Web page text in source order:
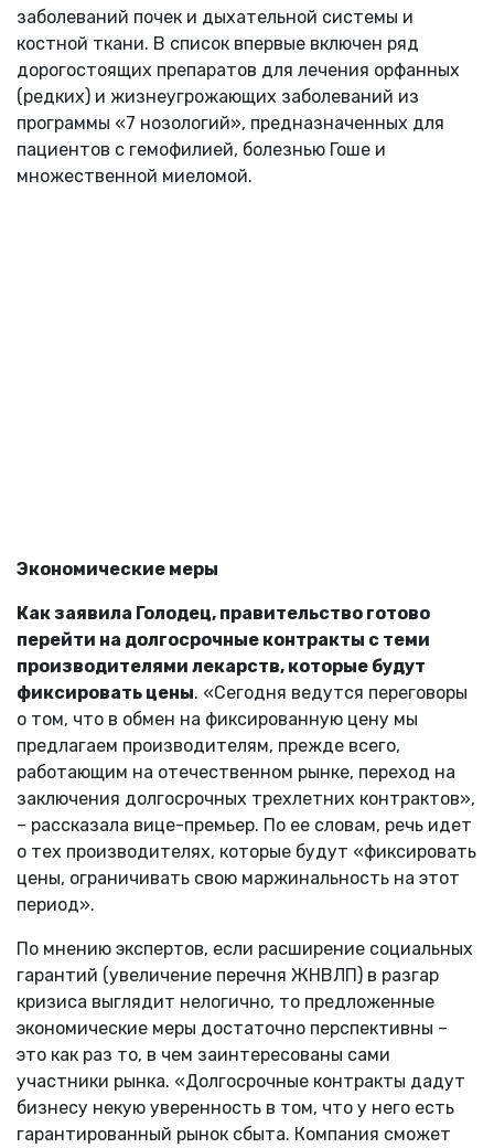
заболеваний почек и дыхательной системы и
костной ткани. В список впервые включен ряд
дорогостоящих препаратов для лечения орфанных
(редких) и жизнеугрожающих заболеваний из
программы «7 нозологий», предназначенных для
пациентов с гемофилией, болезнью Гоше и
множественной миеломой.
Экономические меры
Как заявила Голодец, правительство готово
перейти на долгосрочные контракты с теми
производителями лекарств, которые будут
фиксировать цены. «Сегодня ведутся переговоры
о том, что в обмен на фиксированную цену мы
предлагаем производителям, прежде всего,
работающим на отечественном рынке, переход на
заключения долгосрочных трехлетних контрактов»,
– рассказала вице-премьер. По ее словам, речь идет
о тех производителях, которые будут «фиксировать
цены, ограничивать свою маржинальность на этот
период».
По мнению экспертов, если расширение социальных
гарантий (увеличение перечня ЖНВЛП) в разгар
кризиса выглядит нелогично, то предложенные
экономические меры достаточно перспективны –
это как раз то, в чем заинтересованы сами
участники рынка. «Долгосрочные контракты дадут
бизнесу некую уверенность в том, что у него есть
гарантированный рынок сбыта. Компания сможет